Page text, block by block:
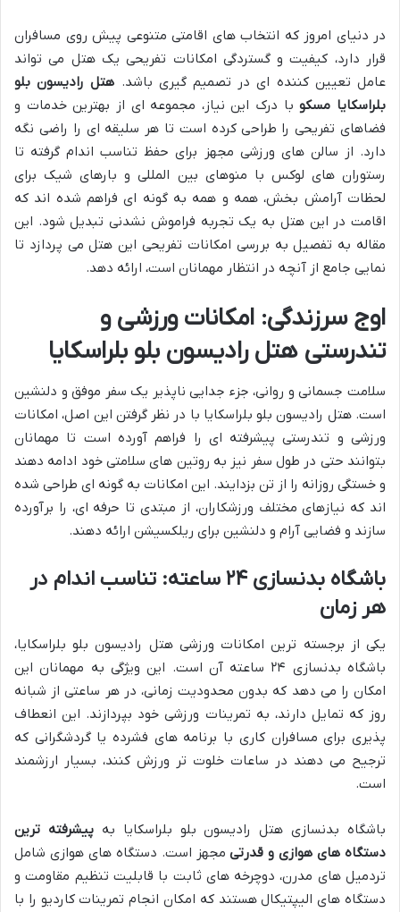
در دنیای امروز که انتخاب های اقامتی متنوعی پیش روی مسافران
قرار دارد، کیفیت و گستردگی امکانات تفریحی یک هتل می تواند
عامل تعیین کننده ای در تصمیم گیری باشد. هتل رادیسون بلو
بلراسکایا مسکوبا درک این نیاز، مجموعه ای از بهترین خدمات و
فضاهای تفریحی را طراحی کرده است تا هر سلیقه ای را راضی نگه
دارد. از سالن های ورزشی مجهز برای حفظ تناسب اندام گرفته تا
رستوران های لوکس با منوهای بین المللی و بارهای شیک برای
لحظات آرامش بخش، همه و همه به گونه ای فراهم شده اند که
اقامت در این هتل به یک تجربه فراموش نشدنی تبدیل شود. این
مقاله به تفصیل به بررسی امکانات تفریحی این هتل می پردازد تا
نمایی جامع از آنچه در انتظار مهمانان است، ارائه دهد.
اوج سرزندگی: امکانات ورزشی و
تندرستی هتل رادیسون بلو بلراسکایا
سلامت جسمانی و روانی، جزء جدایی ناپذیر یک سفر موفق و دلنشین
است. هتل رادیسون بلو بلراسکایا با در نظر گرفتن این اصل، امکانات
ورزشی و تندرستی پیشرفته ای را فراهم آورده است تا مهمانان
بتوانند حتی در طول سفر نیز به روتین های سلامتی خود ادامه دهند
و خستگی روزانه را از تن بزدایند. این امکانات به گونه ای طراحی شده
اند که نیازهای مختلف ورزشکاران، از مبتدی تا حرفه ای، را برآورده
سازند و فضایی آرام و دلنشین برای ریلکسیشن ارائه دهند.
باشگاه بدنسازی ۲۴ ساعته: تناسب اندام در
هر زمان
یکی از برجسته ترین امکانات ورزشی هتل رادیسون بلو بلراسکایا،
باشگاه بدنسازی ۲۴ ساعته آن است. این ویژگی به مهمانان این
امکان را می دهد که بدون محدودیت زمانی، در هر ساعتی از شبانه
روز که تمایل دارند، به تمرینات ورزشی خود بپردازند. این انعطاف
پذیری برای مسافران کاری با برنامه های فشرده یا گردشگرانی که
ترجیح می دهند در ساعات خلوت تر ورزش کنند، بسیار ارزشمند
است.
باشگاه بدنسازی هتل رادیسون بلو بلراسکایا بهپیشرفته ترین
دستگاه های هوازی و قدرتیمجهز است. دستگاه های هوازی شامل
تردمیل های مدرن، دوچرخه های ثابت با قابلیت تنظیم مقاومت و
دستگاه های الیپتیکال هستند که امکان انجام تمرینات کاردیو را با